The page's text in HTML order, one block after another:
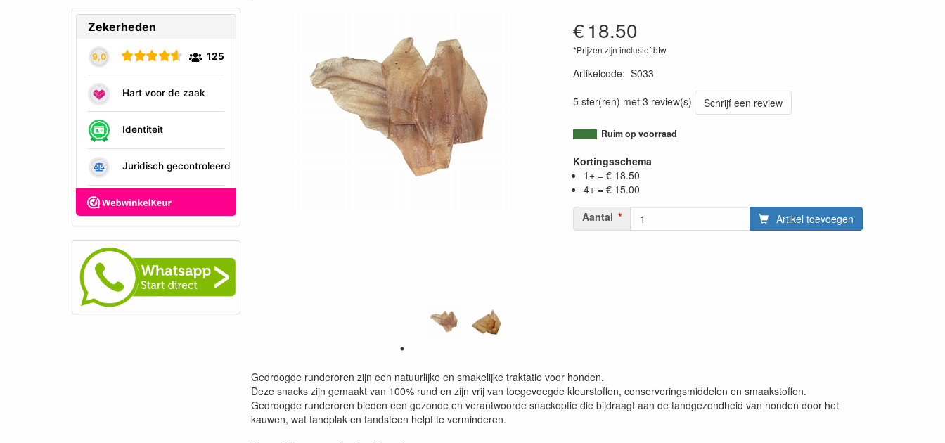
€18.50
*Prijzen zijn inclusief btw
Artikelcode: S033
5 ster(ren) met 3 review(s)
Schrijf een review
Ruim op voorraad
Kortingsschema
1+ = € 18.50
4+ = € 15.00
Aantal
Artikel toevoegen
Gedroogde runderoren zijn een natuurlijke en smakelijke traktatie voor honden.
Deze snacks zijn gemaakt van 100% rund en zijn vrij van toegevoegde kleurstoffen, conserveringsmiddelen en smaakstoffen.
Gedroogde runderoren bieden een gezonde en verantwoorde snackoptie die bijdraagt aan de tandgezondheid van honden door het
kauwen, wat tandplak en tandsteen helpt te verminderen.